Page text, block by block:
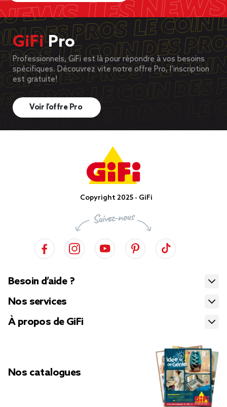
GiFiPro
Professionnels, GiFi est là pour répondre à vos besoins
spécifiques. Découvrez vite notre offre Pro, l’inscription
est gratuite!
Voir l’offre Pro
Copyright 2025 - GiFi
Besoin d’aide ?
Nos services
À propos de GiFi
Nos catalogues